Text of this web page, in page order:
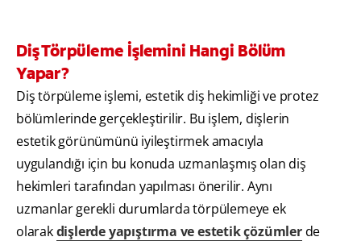
Diş Törpüleme İşlemini Hangi Bölüm
Yapar?
Diş törpüleme işlemi, estetik diş hekimliği ve protez
bölümlerinde gerçekleştirilir. Bu işlem, dişlerin
estetik görünümünü iyileştirmek amacıyla
uygulandığı için bu konuda uzmanlaşmış olan diş
hekimleri tarafından yapılması önerilir. Aynı
uzmanlar gerekli durumlarda törpülemeye ek
olarakdişlerde yapıştırma ve estetik çözümlerde